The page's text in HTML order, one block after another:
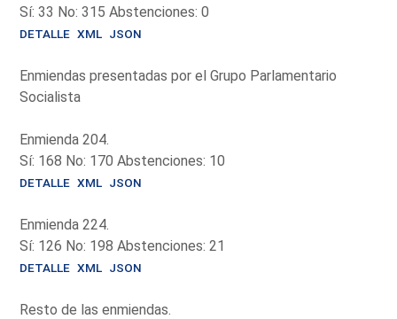
Sí: 33 No: 315 Abstenciones: 0
DETALLE XML JSON
Enmiendas presentadas por el Grupo Parlamentario
Socialista
Enmienda 204.
Sí: 168 No: 170 Abstenciones: 10
DETALLE XML JSON
Enmienda 224.
Sí: 126 No: 198 Abstenciones: 21
DETALLE XML JSON
Resto de las enmiendas.